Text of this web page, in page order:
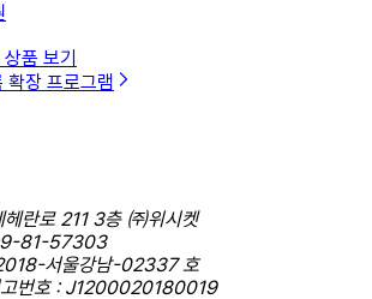
품 보기
확장 프로그램
헤란로 211 3층 ㈜위시켓
81-57303
서울강남-02337 호
고번호 : J1200020180019